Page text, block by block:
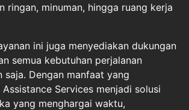
ringan, minuman, hingga ruang kerja
ini juga menyediakan dukungan
semua kebutuhan perjalanan
saja. Dengan manfaat yang
Services menjadi solusi
yang menghargai waktu,